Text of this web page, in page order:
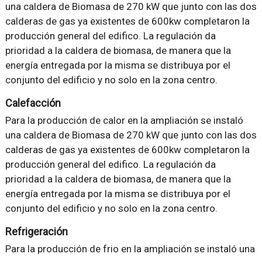
una caldera de Biomasa de 270 kW que junto con las dos
calderas de gas ya existentes de 600kw completaron la
producción general del edifico. La regulación da
prioridad a la caldera de biomasa, de manera que la
energía entregada por la misma se distribuya por el
conjunto del edificio y no solo en la zona centro.
Calefacción
Para la producción de calor en la ampliación se instaló
una caldera de Biomasa de 270 kW que junto con las dos
calderas de gas ya existentes de 600kw completaron la
producción general del edifico. La regulación da
prioridad a la caldera de biomasa, de manera que la
energía entregada por la misma se distribuya por el
conjunto del edificio y no solo en la zona centro.
Refrigeración
Para la producción de frio en la ampliación se instaló una